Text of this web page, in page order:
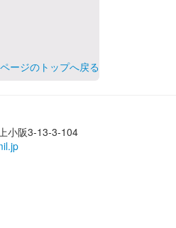
ページのトップへ戻る
小阪3-13-3-104